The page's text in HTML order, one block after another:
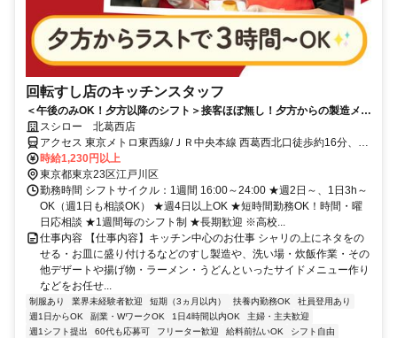
回転すし店のキッチンスタッフ
＜午後のみOK！夕方以降のシフト＞接客ほぼ無し！夕方からの製造メイ
ンでコツコツ働ける
スシロー 北葛西店
アクセス 東京メトロ東西線/ＪＲ中央本線 西葛西北口徒歩約16分、都
営新宿線 船堀南口徒歩約18分、東京メトロ東西線/ＪＲ中央本線 葛西
西口徒歩約27分
時給1,230円以上
東京都東京23区江戸川区
勤務時間 シフトサイクル：1週間 16:00～24:00 ★週2日～、1日3h～
OK（週1日も相談OK） ★週4日以上OK ★短時間勤務OK！時間・曜
日応相談 ★1週間毎のシフト制 ★長期歓迎 ※高校...
仕事内容 【仕事内容】キッチン中心のお仕事 シャリの上にネタをの
せる・お皿に盛り付けるなどのすし製造や、洗い場・炊飯作業・その
他デザートや揚げ物・ラーメン・うどんといったサイドメニュー作り
などをお任せ...
制服あり 業界未経験者歓迎 短期（3ヵ月以内） 扶養内勤務OK
社員登用あり
週1日からOK
副業・WワークOK 1日4時間以内OK
主婦・主夫歓迎
週1シフト提出
60代も応募可 フリーター歓迎 給料前払いOK
シフト自由